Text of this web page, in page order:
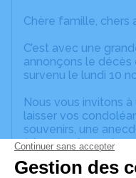
Chère famille, chers
C’est avec une
annonçons le décès
survenu le lundi 10
Nous vous invitons
laisser vos
souvenirs, une
à travers des
est un lieu
mémoire de Mina